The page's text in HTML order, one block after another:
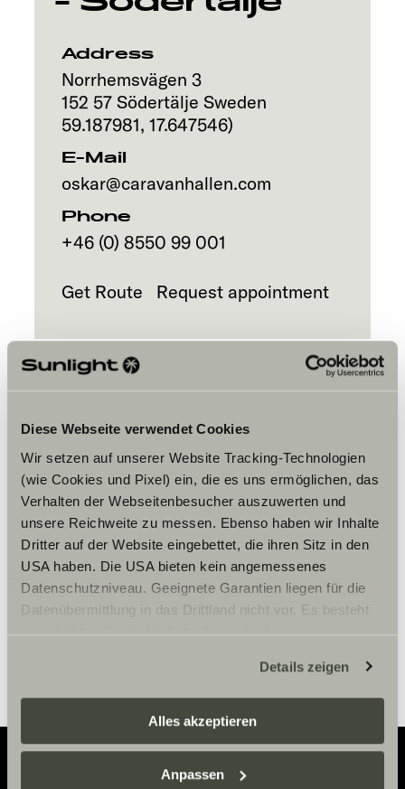
Diese Webseite verwendet Cookies
Wir setzen auf unserer Website Tracking-Technologien
(wie Cookies und Pixel) ein, die es uns ermöglichen, das
Verhalten der Webseitenbesucher auszuwerten und
unsere Reichweite zu messen. Ebenso haben wir Inhalte
Dritter auf der Website eingebettet, die ihren Sitz in den
USA haben. Die USA bieten kein angemessenes
Datenschutzniveau. Geeignete Garantien liegen für die
Datenübermittlung in das Drittland nicht vor. Es besteht
ein erhöhtes Risiko für Betroffene, da diesen
zustehen. Eingesetzte Dienstleister können Daten für
eigene Zwecke verarbeiten und mit anderen Daten
zusammenführen. Weitere Informationen finden Sie hier:
Datenschutzerklärung
einzelne Cookies/Dienste in den Einstellungen aus,
Details zeigen
Alles akzeptieren
Anpassen
Address
Norrhemsvägen 3
152 57 Södertälje Sweden
59.187981, 17.647546)
E-Mail
oskar@caravanhallen.com
Phone
+46 (0) 8550 99 001
Get Route Request appointment
Please accept marketing-
cookies to use this function.
Cookie Settings